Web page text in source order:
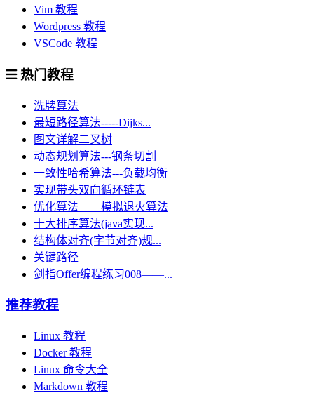
Vim 教程
Wordpress 教程
VSCode 教程
热门教程
洗牌算法
最短路径算法-----Dijks...
图文详解二叉树
动态规划算法---钢条切割
一致性哈希算法---负载均衡
实现带头双向循环链表
优化算法——模拟退火算法
十大排序算法(java实现...
结构体对齐(字节对齐)规...
关键路径
剑指Offer编程练习008——...
推荐教程
Linux 教程
Docker 教程
Linux 命令大全
Markdown 教程